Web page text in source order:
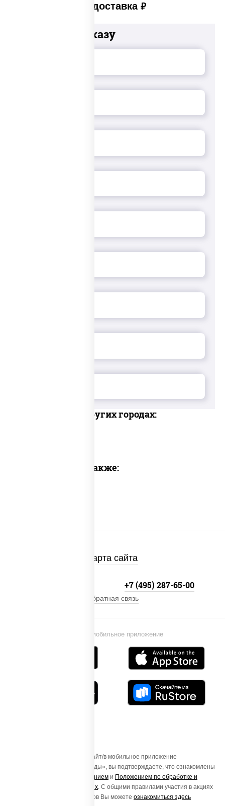
Платная доставка руб
Добавьте к заказу
Доставка в других городах:
Предлагаем также:
Карта сайта
Установи мобильное приложение
+7 (495) 287-65-00
Обратная связь
Осуществляя вход на этот Сайт/в мобильное приложение
«ПиццаСушиВок - доставка еды», вы подтверждаете, что ознакомлены
Пользовательским соглашением и Положением по обработке и
защите персональных данных. С общими правилами участия в акциях
и порядке получения подарков Вы можете ознакомиться здесь